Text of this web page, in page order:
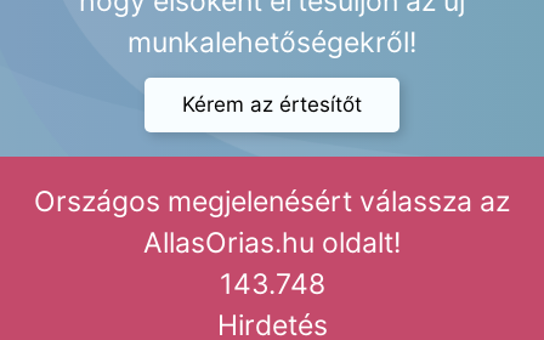
munkalehetőségekről!
Kérem az értesítőt
Országos megjelenésért válassza az
AllasOrias.hu oldalt!
143.748
Hirdetés